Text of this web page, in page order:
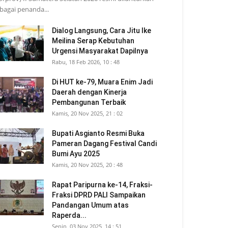
penanda...
Dialog Langsung, Cara Jitu Ike
Meilina Serap Kebutuhan
Urgensi Masyarakat Dapilnya
Rabu, 18 Feb 2026, 10 : 48
Di HUT ke-79, Muara Enim Jadi
Daerah dengan Kinerja
Pembangunan Terbaik
Kamis, 20 Nov 2025, 21 : 02
Bupati Asgianto Resmi Buka
Pameran Dagang Festival Candi
Bumi Ayu 2025
Kamis, 20 Nov 2025, 20 : 48
Rapat Paripurna ke-14, Fraksi-
Fraksi DPRD PALI Sampaikan
Pandangan Umum atas
Raperda...
Senin, 03 Nov 2025, 14 : 51